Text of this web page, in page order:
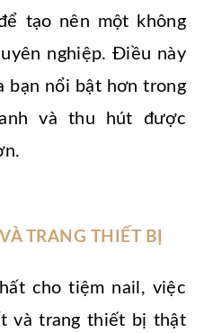
tạo nên một không
nghiệp. Điều này
bạn nổi bật hơn trong
và thu hút được
TRANG THIẾT BỊ
cho tiệm nail, việc
và trang thiết bị thật